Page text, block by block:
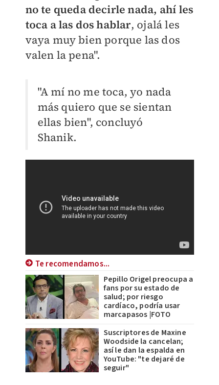
no te queda decirle nada, ahí les
toca a las dos hablar, ojalá les
vaya muy bien porque las dos
valen la pena".
"A mí no me toca, yo nada
más quiero que se sientan
ellas bien", concluyó
Shanik.
Te recomendamos...
Pepillo Origel preocupa a
fans por su estado de
salud; por riesgo
cardíaco, podría usar
marcapasos |FOTO
Suscriptores de Maxine
Woodside la cancelan;
así le dan la espalda en
YouTube: "te dejaré de
seguir"